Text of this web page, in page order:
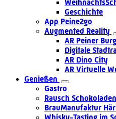
Geschichte
App Peine2go
Augmented Reality
AR Peiner Burg
Digitale
AR Dino City
AR Virtuelle
Genießen
Gastro
Rausch
BrauManufaktur
Whisky-Tasting im